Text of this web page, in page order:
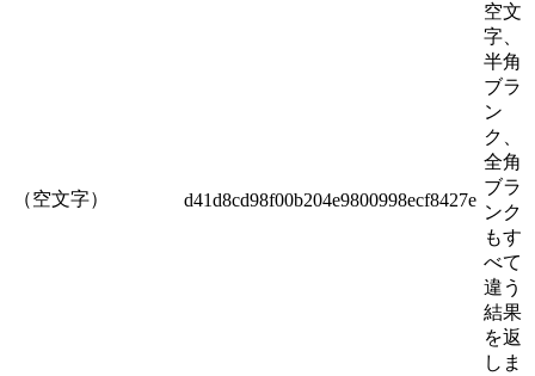
（空文字） d41d8cd98f00b204e9800998ecf8427e
空文
字、
半角
ブラ
ン
ク、
全角
ブラ
ンク
もす
べて
違う
結果
を返
しま